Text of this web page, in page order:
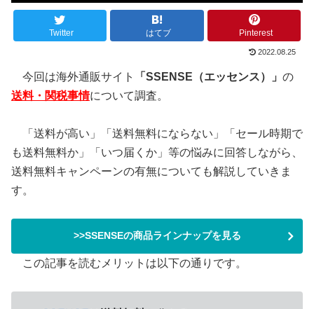
Twitter はてブ Pinterest
2022.08.25
今回は海外通販サイト 「SSENSE（エッセンス）」 の
送料・関税事情について調査。
「送料が高い」「送料無料にならない」「セール時期で
も送料無料か」「いつ届くか」等の悩みに回答しながら、
送料無料キャンペーンの有無についても解説していきま
す。
>>SSENSEの商品ラインナップを見る
この記事を読むメリットは以下の通りです。